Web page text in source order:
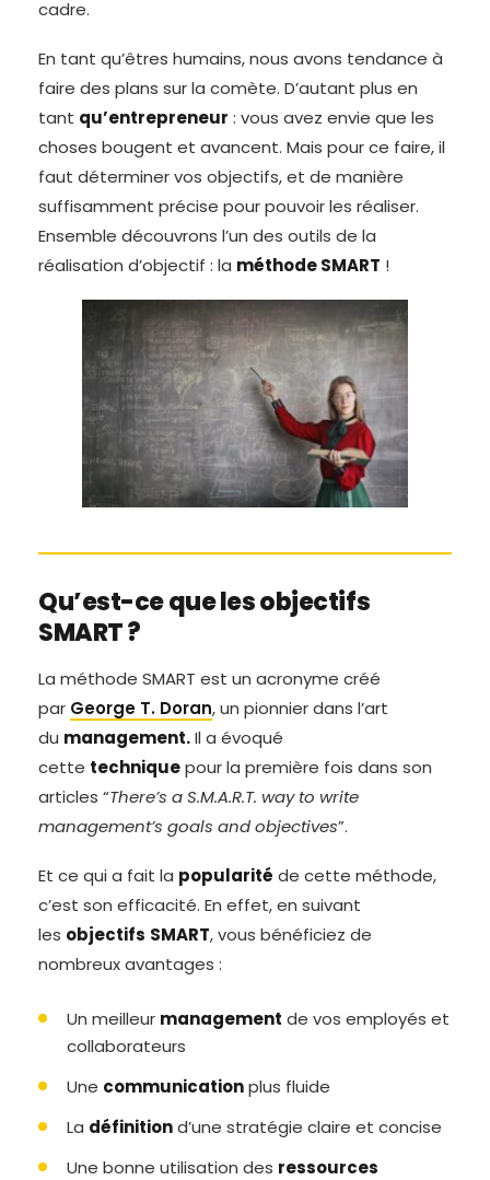
cadre.
En tant qu’êtres humains, nous avons tendance à
faire des plans sur la comète. D’autant plus en
tant qu’entrepreneur : vous avez envie que les
choses bougent et avancent. Mais pour ce faire, il
faut déterminer vos objectifs, et de manière
suffisamment précise pour pouvoir les réaliser.
Ensemble découvrons l’un des outils de la
réalisation d’objectif : la méthode SMART !
Qu’est-ce que les objectifs
SMART ?
La méthode SMART est un acronyme créé
par George T. Doran, un pionnier dans l’art
du management.Il a évoqué
cette techniquepour la première fois dans son
articles “There’s a S.M.A.R.T. way to write
management’s goals and objectives”.
Et ce qui a fait la popularité de cette méthode,
c’est son efficacité. En effet, en suivant
les objectifs SMART, vous bénéficiez de
nombreux avantages :
Un meilleur management de vos employés et
collaborateurs
Une communicationplus fluide
La définitiond’une stratégie claire et concise
Une bonne utilisation des ressources